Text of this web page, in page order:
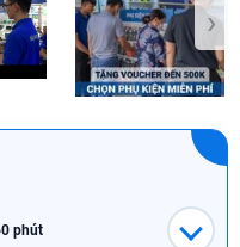
›
phút